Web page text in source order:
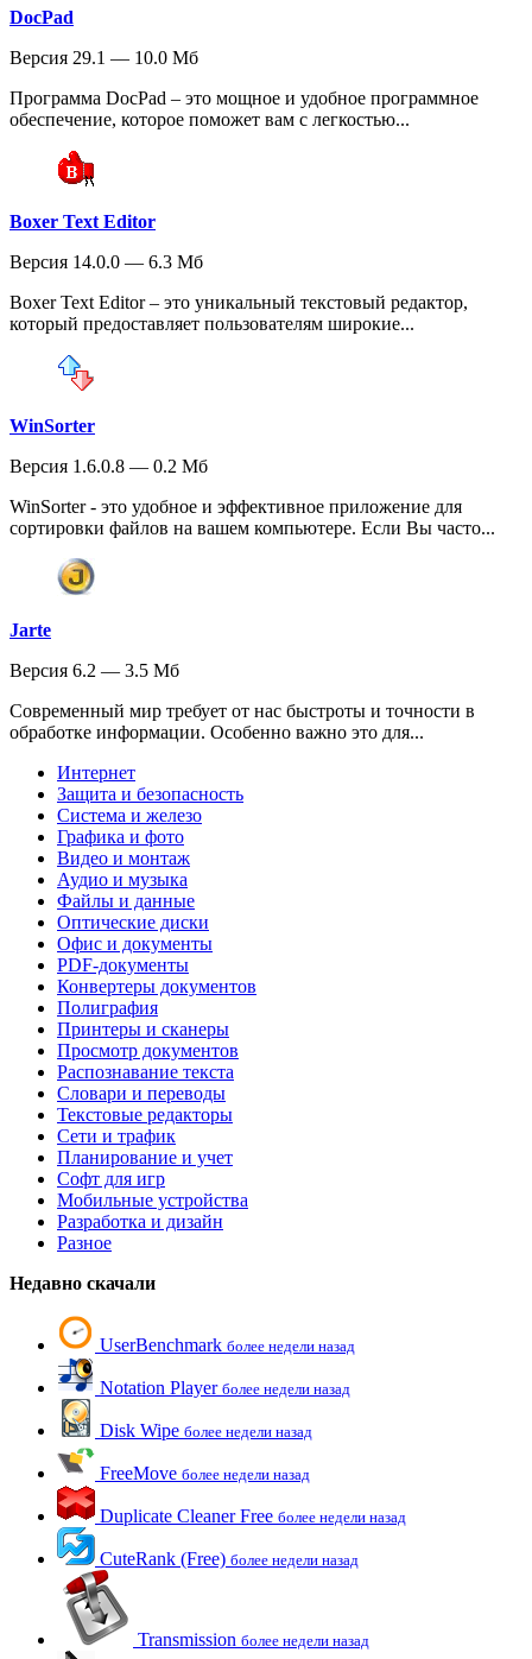
DocPad
Версия 29.1 — 10.0 Мб
Программа DocPad – это мощное и удобное программное
обеспечение, которое поможет вам с легкостью...
Boxer Text Editor
Версия 14.0.0 — 6.3 Мб
Boxer Text Editor – это уникальный текстовый редактор,
который предоставляет пользователям широкие...
WinSorter
Версия 1.6.0.8 — 0.2 Мб
WinSorter - это удобное и эффективное приложение для
сортировки файлов на вашем компьютере. Если Вы часто...
Jarte
Версия 6.2 — 3.5 Мб
Современный мир требует от нас быстроты и точности в
обработке информации. Особенно важно это для...
Интернет
Защита и безопасность
Система и железо
Графика и фото
Видео и монтаж
Аудио и музыка
Файлы и данные
Оптические диски
Офис и документы
PDF-документы
Конвертеры документов
Полиграфия
Принтеры и сканеры
Просмотр документов
Распознавание текста
Словари и переводы
Текстовые редакторы
Сети и трафик
Планирование и учет
Софт для игр
Мобильные устройства
Разработка и дизайн
Разное
Недавно скачали
UserBenchmark более недели назад
Notation Player более недели назад
Disk Wipe более недели назад
FreeMove более недели назад
Duplicate Cleaner Free более недели назад
CuteRank (Free) более недели назад
Transmission более недели назад